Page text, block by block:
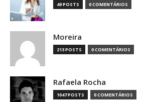
49 POSTS 0 COMENTÁRIOS
Moreira
213 POSTS 0 COMENTÁRIOS
Rafaela Rocha
1047 POSTS 0 COMENTÁRIOS